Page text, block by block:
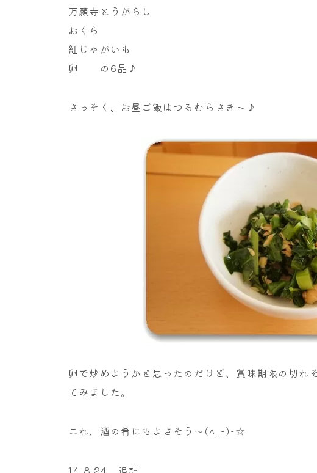
万願寺とうがらし
おくら
紅じゃがいも
卵 の6品♪
さっそく、お昼ご飯はつるむらさき～♪
卵で炒めようかと思ったのだけど、賞味期限の切れ
てみました。
これ、酒の肴にもよさそう～(^_-)-☆
14.8.24 追記